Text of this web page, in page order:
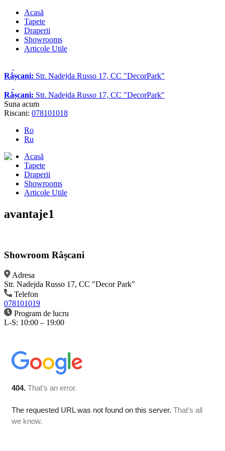
Acasă
Tapete
Draperii
Showrooms
Articole Utile
Râșcani: Str. Nadejda Russo 17, CC "DecorPark"
Râșcani: Str. Nadejda Russo 17, CC "DecorPark"
Suna acum
Riscani: 078101018
Ro
Ru
Acasă
Tapete
Draperii
Showrooms
Articole Utile
avantaje1
Showroom Râșcani
Adresa
Str. Nadejda Russo 17, CC "Decor Park"
Telefon
078101019
Program de lucru
L-S: 10:00 – 19:00